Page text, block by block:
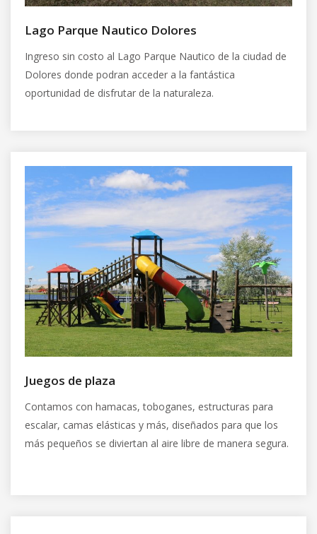
Lago Parque Nautico Dolores
Ingreso sin costo al Lago Parque Nautico de la ciudad de
Dolores donde podran acceder a la fantástica
oportunidad de disfrutar de la naturaleza.
Juegos de plaza
Contamos con hamacas, toboganes, estructuras para
escalar, camas elásticas y más, diseñados para que los
más pequeños se diviertan al aire libre de manera segura.